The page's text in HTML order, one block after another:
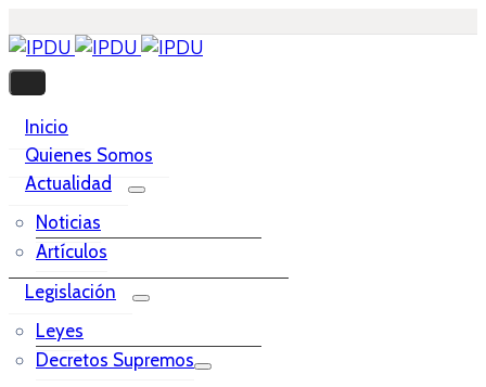
Inicio
Quienes Somos
Actualidad
Noticias
Artículos
Legislación
Leyes
Decretos Supremos